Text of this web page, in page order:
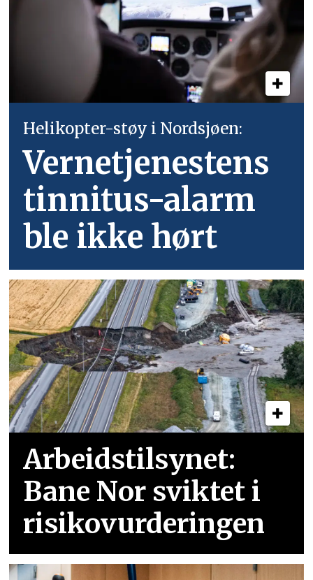
Helikopter-støy i Nordsjøen:
Vernetjenestens
tinnitus-alarm
ble ikke hørt
Arbeidstilsynet:
Bane Nor sviktet i
risikovurderingen